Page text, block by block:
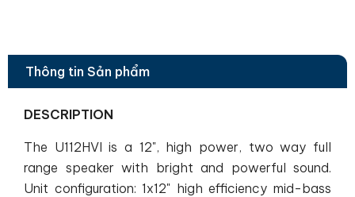
Thông tin Sản phẩm
DESCRIPTION
The U112HVI is a 12", high power, two way full
range speaker with bright and powerful sound.
Unit configuration: 1x12" high efficiency mid-bass